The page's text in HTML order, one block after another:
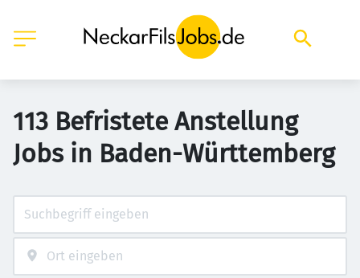
113 Befristete Anstellung
Jobs in Baden-Württemberg